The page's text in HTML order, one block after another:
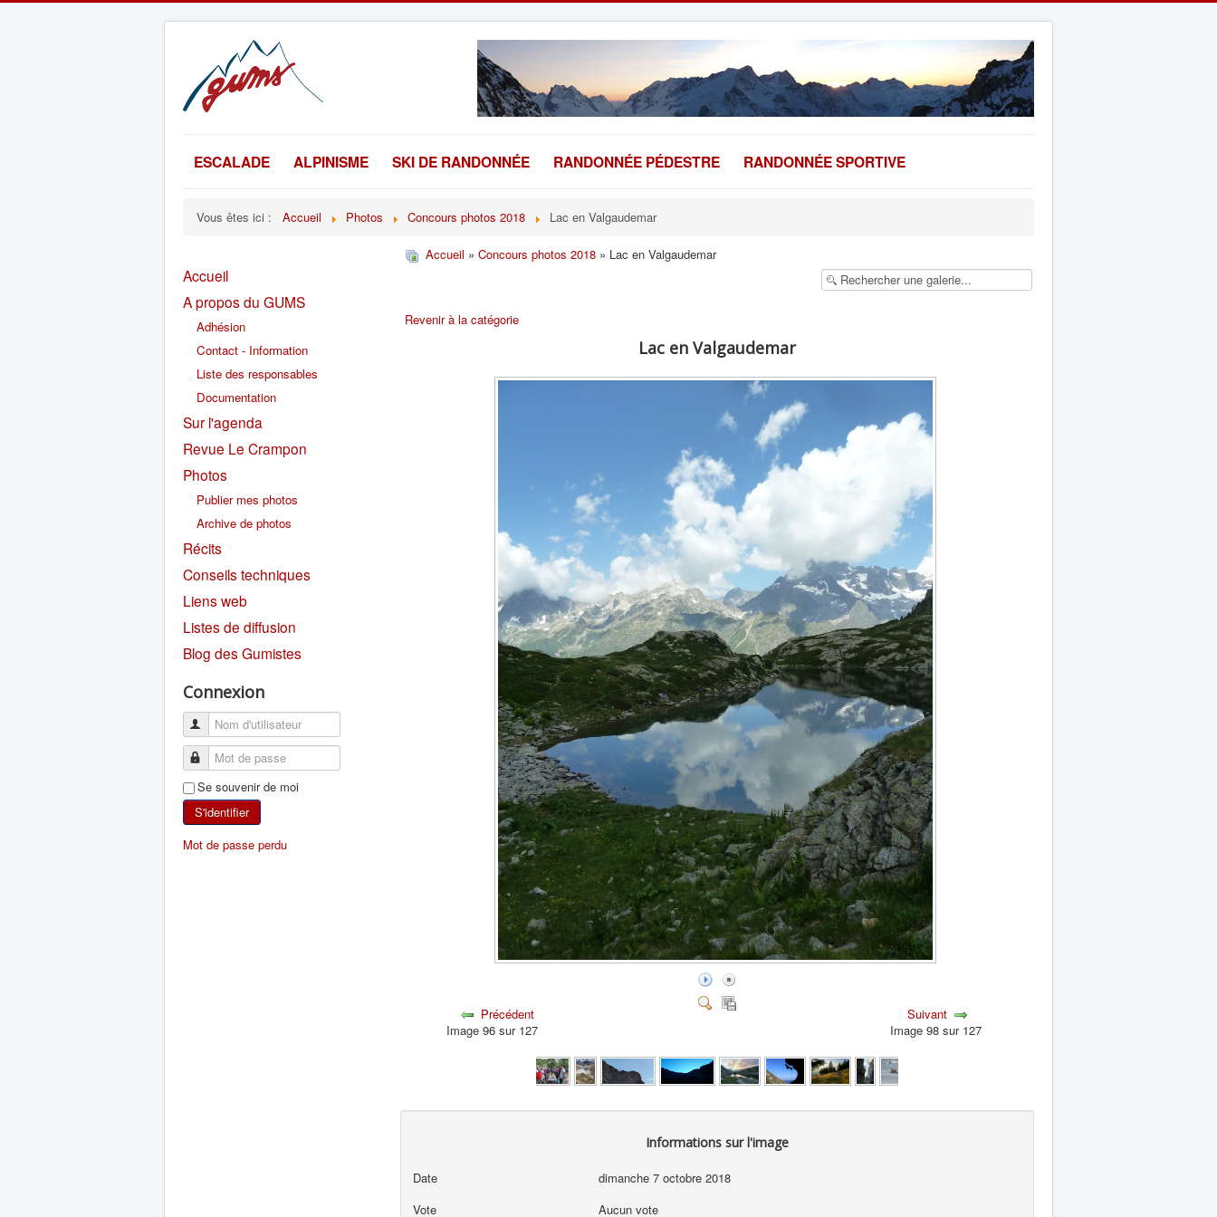
ESCALADE ALPINISME SKI DE RANDONNÉE RANDONNÉE PÉDESTRE RANDONNÉE SPORTIVE
Vous êtes ici : Accueil Photos Concours photos 2018 Lac en Valgaudemar
Accueil
A propos du GUMS
Adhésion
Contact - Information
Liste des responsables
Documentation
Sur l'agenda
Revue Le Crampon
Photos
Publier mes photos
Archive de photos
Récits
Conseils techniques
Liens web
Listes de diffusion
Blog des Gumistes
Connexion
Se souvenir de moi
S'identifier
Mot de passe perdu
Accueil » Concours photos 2018 » Lac en Valgaudemar
Revenir à la catégorie
Lac en Valgaudemar
Précédent
Image 96 sur 127
Suivant
Image 98 sur 127
Informations sur l'image
Date
dimanche 7 octobre 2018
Vote
Aucun vote